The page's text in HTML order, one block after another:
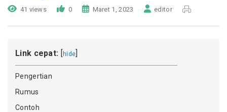
41 views 0 Maret 1, 2023 editor
Link cepat: [hide]
Pengertian
Rumus
Contoh